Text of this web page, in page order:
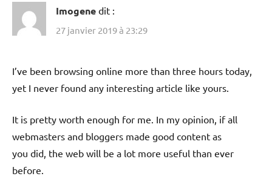
Imogene dit :
27 janvier 2019 à 23:29
I’ve been browsing online more than three hours today,
yet I never found any interesting article like yours.
It is pretty worth enough for me. In my opinion, if all
webmasters and bloggers made good content as
you did, the web will be a lot more useful than ever
before.